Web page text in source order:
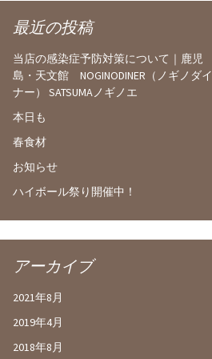
最近の投稿
当店の感染症予防対策について｜鹿児
島・天文館 NOGINODINER（ノギノダイ
ナー） SATSUMAノギノエ
本日も
春食材
お知らせ
ハイボール祭り開催中！
アーカイブ
2021年8月
2019年4月
2018年8月